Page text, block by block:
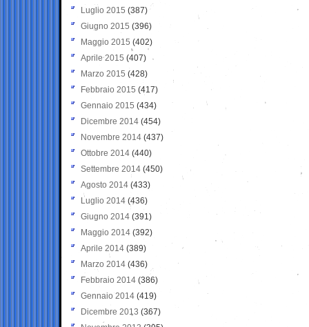
Luglio 2015 (387)
Giugno 2015 (396)
Maggio 2015 (402)
Aprile 2015 (407)
Marzo 2015 (428)
Febbraio 2015 (417)
Gennaio 2015 (434)
Dicembre 2014 (454)
Novembre 2014 (437)
Ottobre 2014 (440)
Settembre 2014 (450)
Agosto 2014 (433)
Luglio 2014 (436)
Giugno 2014 (391)
Maggio 2014 (392)
Aprile 2014 (389)
Marzo 2014 (436)
Febbraio 2014 (386)
Gennaio 2014 (419)
Dicembre 2013 (367)